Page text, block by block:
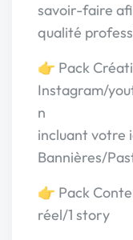
savoir-faire
qualité
👉 Pack
Instagram/
n
incluant votre
Bannières/
👉 Pack
réel/1 story